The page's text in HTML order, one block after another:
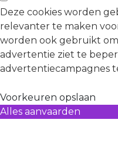
Deze cookies worden
relevanter te maken
worden ook gebruikt
advertentie ziet te
advertentiecampagnes
Voorkeuren opslaan
Alles aanvaarden